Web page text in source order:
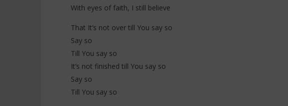
With eyes of faith, I still believe
That It’s not over till You say so
Say so
Till You say so
It’s not finished till You say so
Say so
Till You say so